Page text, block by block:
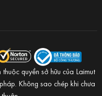
quyền sở hữu của Laimut
Không sao chép khi chưa